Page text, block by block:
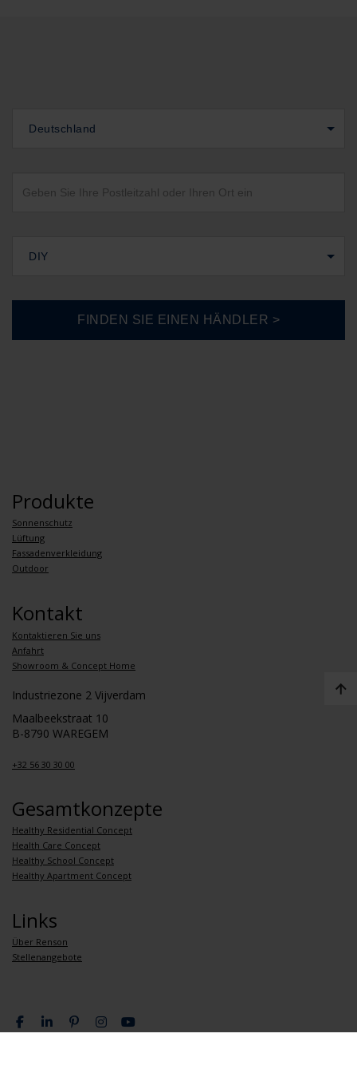
Deutschland
DIY
Produkte
Sonnenschutz
Lüftung
Fassadenverkleidung
Outdoor
Kontakt
Kontaktieren Sie uns
Anfahrt
Showroom & Concept Home
Industriezone 2 Vijverdam
Maalbeekstraat 10
B-8790 WAREGEM
+32 56 30 30 00
Gesamtkonzepte
Healthy Residential Concept
Health Care Concept
Healthy School Concept
Healthy Apartment Concept
Links
Über Renson
Stellenangebote